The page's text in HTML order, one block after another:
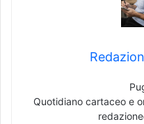
Quotidiano cartaceo e